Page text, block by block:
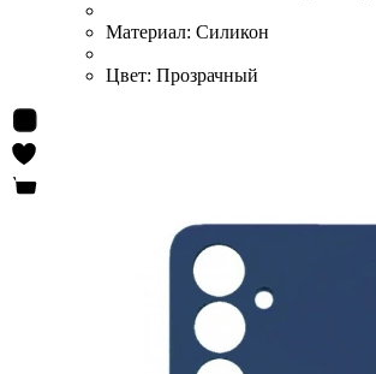
Материал: Силикон
Цвет: Прозрачный